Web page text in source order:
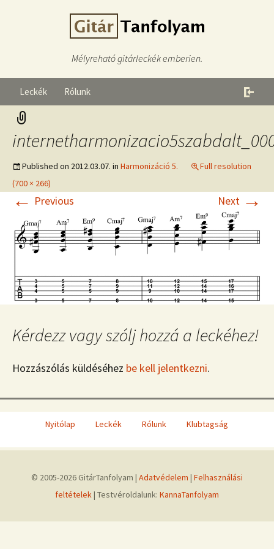
Mélyreható gitárleckék emberien.
Leckék Rólunk
Published on 2012.03.07. in Harmonizáció 5.
Full resolution
(700 × 266)
← Previous Next →
Kérdezz vagy szólj hozzá a leckéhez!
Hozzászólás küldéséhez be kell jelentkezni.
Nyitólap Leckék Rólunk Klubtagság
© 2005-2026 GitárTanfolyam | Adatvédelem | Felhasználási
feltételek| Testvéroldalunk: KannaTanfolyam